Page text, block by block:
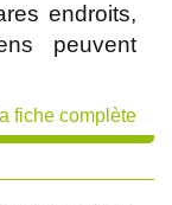
endroits,
peuvent
fiche complète